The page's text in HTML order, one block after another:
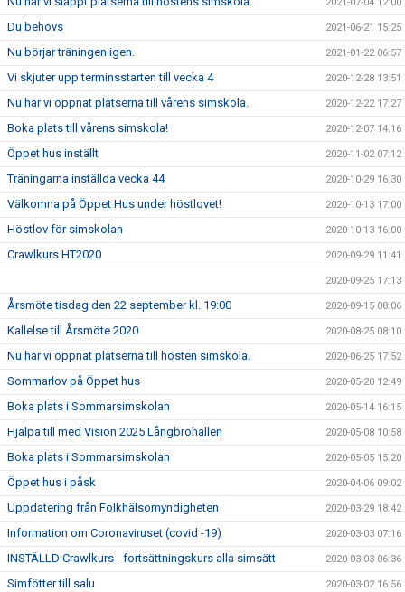
2021-07-04 12:00
Du behövs 2021-06-21 15:25
Nu börjar träningen igen. 2021-01-22 06:57
Vi skjuter upp terminsstarten till vecka 4 2020-12-28 13:51
Nu har vi öppnat platserna till vårens simskola. 2020-12-22 17:27
Boka plats till vårens simskola! 2020-12-07 14:16
Öppet hus inställt 2020-11-02 07:12
Träningarna inställda vecka 44 2020-10-29 16:30
Välkomna på Öppet Hus under höstlovet! 2020-10-13 17:00
Höstlov för simskolan 2020-10-13 16:00
Crawlkurs HT2020 2020-09-29 11:41
2020-09-25 17:13
Årsmöte tisdag den 22 september kl. 19:00 2020-09-15 08:06
Kallelse till Årsmöte 2020 2020-08-25 08:10
Nu har vi öppnat platserna till hösten simskola. 2020-06-25 17:52
Sommarlov på Öppet hus 2020-05-20 12:49
Boka plats i Sommarsimskolan 2020-05-14 16:15
Hjälpa till med Vision 2025 Långbrohallen 2020-05-08 10:58
Boka plats i Sommarsimskolan 2020-05-05 15:20
Öppet hus i påsk 2020-04-06 09:02
Uppdatering från Folkhälsomyndigheten 2020-03-29 18:42
Information om Coronaviruset (covid -19) 2020-03-03 07:16
INSTÄLLD Crawlkurs - fortsättningskurs alla simsätt 2020-03-03 06:36
Simfötter till salu 2020-03-02 16:56